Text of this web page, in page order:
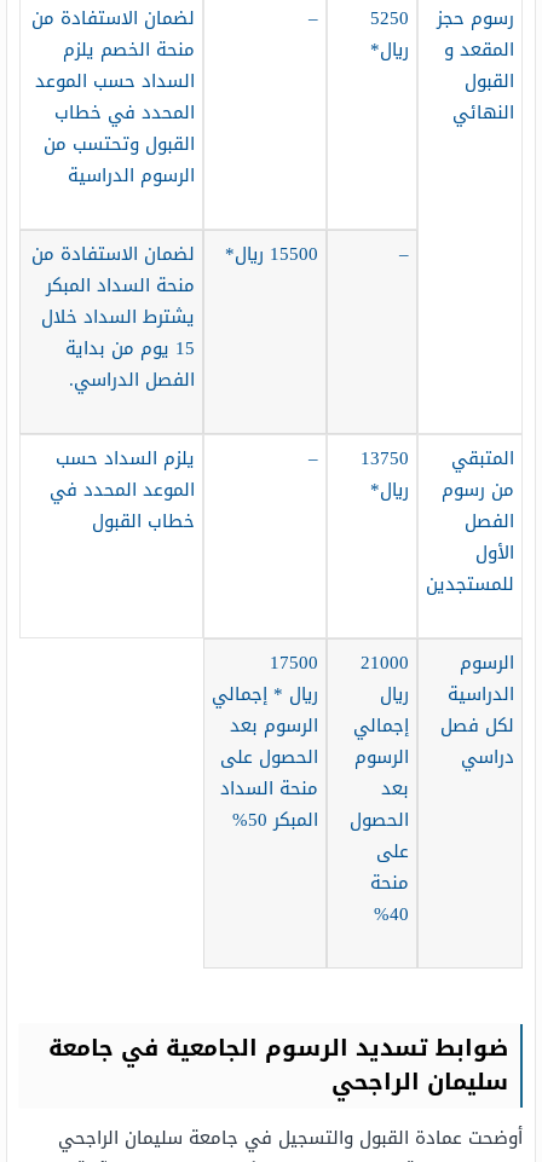
رسوم حجز
المقعد و
القبول
النهائي
5250
ريال*
–
لضمان الاستفادة من
منحة الخصم يلزم
السداد حسب الموعد
المحدد في خطاب
القبول وتحتسب من
الرسوم الدراسية
– 15500 ريال*
لضمان الاستفادة من
منحة السداد المبكر
يشترط السداد خلال
15 يوم من بداية
الفصل الدراسي.
المتبقي
من رسوم
الفصل
الأول
للمستجدين
13750
ريال*
–
يلزم السداد حسب
الموعد المحدد في
خطاب القبول
الرسوم
الدراسية
لكل فصل
دراسي
21000
ريال
إجمالي
الرسوم
بعد
الحصول
على
منحة
40%
17500
ريال * إجمالي
الرسوم بعد
الحصول على
منحة السداد
المبكر 50%
ضوابط تسديد الرسوم الجامعية في جامعة
سليمان الراجحي
أوضحت عمادة القبول والتسجيل في جامعة سليمان الراجحي